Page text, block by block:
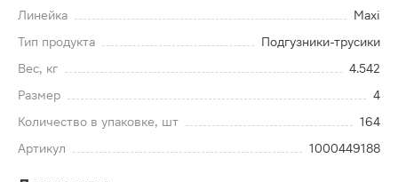
Линейка
Maxi
Тип продукта
Подгузники-трусики
Вес, кг
4.542
Размер
4
Количество в упаковке, шт
164
Артикул
1000449188